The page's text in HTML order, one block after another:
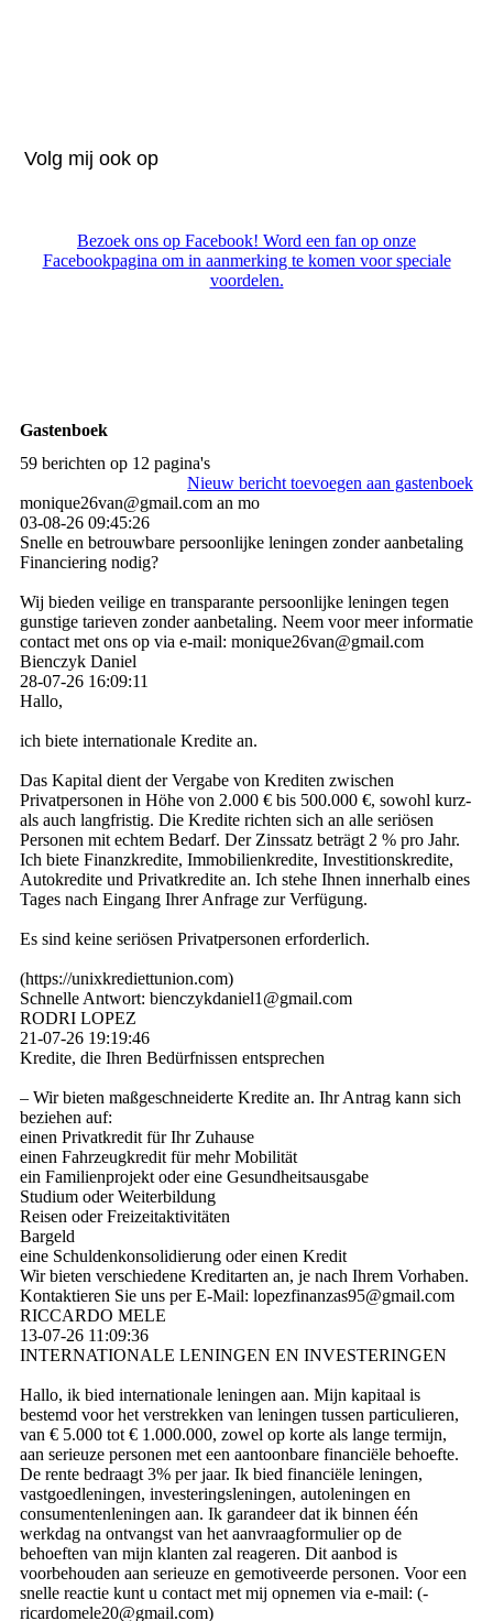
Volg mij ook op
Bezoek ons op Facebook! Word een fan op onze
Facebookpagina om in aanmerking te komen voor speciale
voordelen.
Gastenboek
59 berichten op 12 pagina's
Nieuw bericht toevoegen aan gastenboek
monique26van@gmail.com an mo
03-08-26 09:45:26
Snelle en betrouwbare persoonlijke leningen zonder aanbetaling
Financiering nodig?
Wij bieden veilige en transparante persoonlijke leningen tegen
gunstige tarieven zonder aanbetaling. Neem voor meer informatie
contact met ons op via e-mail: monique26van@gmail.com
Bienczyk Daniel
28-07-26 16:09:11
Hallo,
ich biete internationale Kredite an.
Das Kapital dient der Vergabe von Krediten zwischen
Privatpersonen in Höhe von 2.000 € bis 500.000 €, sowohl kurz-
als auch langfristig. Die Kredite richten sich an alle seriösen
Personen mit echtem Bedarf. Der Zinssatz beträgt 2 % pro Jahr.
Ich biete Finanzkredite, Immobilienkredite, Investitionskredite,
Autokredite und Privatkredite an. Ich stehe Ihnen innerhalb eines
Tages nach Eingang Ihrer Anfrage zur Verfügung.
Es sind keine seriösen Privatpersonen erforderlich.
(­https:­//­unixkrediettunion.­com)­
Schnelle Antwort: bienczykdaniel1@­gmail.­com
RODRI LOPEZ
21-07-26 19:19:46
Kredite, die Ihren Bedürfnissen entsprechen
– Wir bieten maßgeschneiderte Kredite an. Ihr Antrag kann sich
beziehen auf:
einen Privatkredit für Ihr Zuhause
einen Fahrzeugkredit für mehr Mobilität
ein Familienprojekt oder eine Gesundheitsausgabe
Studium oder Weiterbildung
Reisen oder Freizeitaktivitäten
Bargeld
eine Schuldenkonsolidierung oder einen Kredit
Wir bieten verschiedene Kreditarten an, je nach Ihrem Vorhaben.
Kontaktieren Sie uns per E-Mail: lopezfinanzas95@­gmail.­com
RICCARDO MELE
13-07-26 11:09:36
INTERNATIONALE LENINGEN EN INVESTERINGEN
Hallo, ik bied internationale leningen aan. Mijn kapitaal is
bestemd voor het verstrekken van leningen tussen particulieren,
van € 5.000 tot € 1.000.000, zowel op korte als lange termijn,
aan serieuze personen met een aantoonbare financiële behoefte.
De rente bedraagt ​​3% per jaar. Ik bied financiële leningen,
vastgoedleningen, investeringsleningen, autoleningen en
consumentenleningen aan. Ik garandeer dat ik binnen één
werkdag na ontvangst van het aanvraagformulier op de
behoeften van mijn klanten zal reageren. Dit aanbod is
voorbehouden aan serieuze en gemotiveerde personen. Voor een
snelle reactie kunt u contact met mij opnemen via e-mail: (­
ricardomele20@­gmail.­com)­